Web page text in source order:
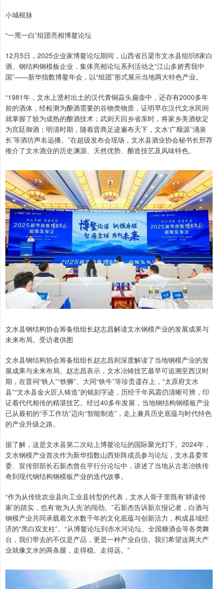
小城根脉
“一黑一白”组团亮相博鳌论坛
12月5日，2025企业家博鳌论坛期间，山西省吕梁市文水县组织8家白
酒、钢结构钢模板企业，集体亮相论坛系列活动之“江山多娇秀我中
国”——新华指数博鳌年会，以“组团”形式展示当地两大特色产业。
“1981年，文水上贤村出土的汉代青铜蒜头扁壶中，还存有2000多年
前的酒体，经检测为酿酒需要的谷物类物质，证明早在汉代文水民间
就掌握了较为成熟的酿酒技术；武则天回乡省亲时，将家乡美酒钦定
为宫廷御酒；明清时期，随着晋商足迹遍布天下，文水‘广顺源’‘涌泉
长’等酒坊声名远播。”在超级发布会现场，文水县酒业协会秘书长邢荐
推介了文水酒业的历史渊源、天然优势、酿造技艺及风味特色。
文水县钢结构协会筹备组组长赵志昌解读文水钢模产业的发展成果与
未来布局。受访者供图
文水县钢结构协会筹备组组长赵志昌则深度解读了当地钢模产业的发
展成果与未来布局。赵志昌表示，文水冶铸技艺最早可追溯至西汉时
期，在晋祠“铁人”“铁狮”、大同“铁牛”等珍贵遗存上，“太原府文水
县”“文水县金火匠人铸造”的铭刻字迹，历经千年风霜仍清晰可辨，印
证着代代相传的精湛技艺。经过40多年发展，当地钢结构钢模板产业
已从最初的“手工作坊”迈向“智能制造”，走上兼具历史底蕴与时代特色
的产业升级之路。
据了解，这是文水县第二次站上博鳌论坛的国际聚光灯下。2024年，
文水钢模产业首次作为新华指数山西矩阵成员参与论坛，文水县委常
委、宣传部部长石新杰曾在平行分论坛中，讲述了当地从古老冶铁传
奇到现代钢结构钢模板产业的迭代故事。
“作为从传统农业县向工业县转型的代表，文水人骨子里既有‘耕读传
家’的踏实，也有‘敢为人先’的闯劲。”石新杰告诉新京报记者，白酒与
钢模产业共同承载着文水数千年的文化底蕴与创新活力，构成县域经
济的“黑白双支柱”。“从博鳌论坛到赤水河论坛、全国糖酒会等各类舞
台，我们带去的不仅是产品，更是一种产业自信。我们希望这两大产
业就像文水的两条腿，走得稳、走得远。”